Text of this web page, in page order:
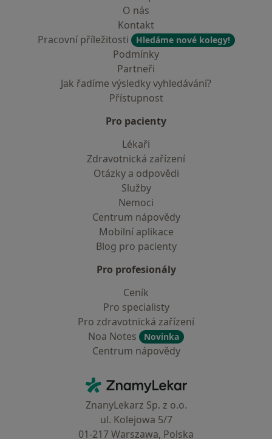
O nás
Kontakt
Pracovní příležitosti
Hledáme nové kolegy!
Podmínky
Partneři
Jak řadíme výsledky vyhledávání?
Přístupnost
Pro pacienty
Lékaři
Zdravotnická zařízení
Otázky a odpovědi
Služby
Nemoci
Centrum nápovědy
Mobilní aplikace
Blog pro pacienty
Pro profesionály
Ceník
Pro specialisty
Pro zdravotnická zařízení
Noa Notes
Novinka
Centrum nápovědy
ZnamyLekar - Hlavní stránka
ZnanyLekarz Sp. z o.o.
ul. Kolejowa 5/7
01-217 Warszawa, Polska